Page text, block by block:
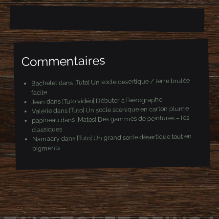
-
i
l
Commentaires
Bacheletdans [Tuto] Un socle désertique / terre brulée
facile
Jean dans [Tuto vidéo] Débuter à l’aérographe
Valériedans [Tuto] Un socle scénique en carton plume
papineau dans [Matos] Des gammes de peintures – les
classiques
Namaarydans [Tuto] Un grand socle désertique tout en
pigments